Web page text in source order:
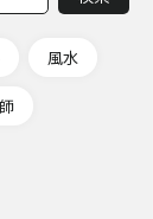
風水